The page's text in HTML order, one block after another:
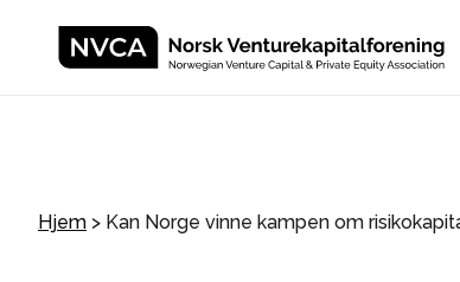
Hjem > Kan Norge vinne kampen om